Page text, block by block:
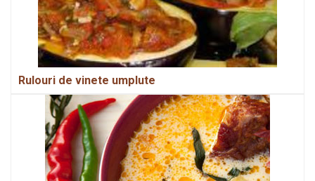
Rulouri de vinete umplute